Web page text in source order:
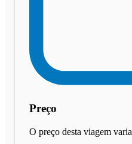
Preço
O preço desta viagem